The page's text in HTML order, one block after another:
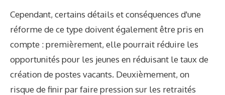
Cependant, certains détails et conséquences d'une
réforme de ce type doivent également être pris en
compte : premièrement, elle pourrait réduire les
opportunités pour les jeunes en réduisant le taux de
création de postes vacants. Deuxièmement, on
risque de finir par faire pression sur les retraités